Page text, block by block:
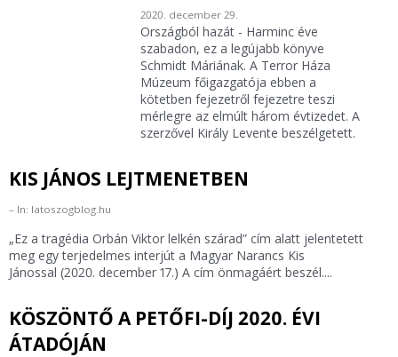
2020. december 29.
Országból hazát - Harminc éve
szabadon, ez a legújabb könyve
Schmidt Máriának. A Terror Háza
Múzeum főigazgatója ebben a
kötetben fejezetről fejezetre teszi
mérlegre az elmúlt három évtizedet. A
szerzővel Király Levente beszélgetett.
KIS JÁNOS LEJTMENETBEN
In: latoszogblog.hu
„Ez a tragédia Orbán Viktor lelkén szárad” cím alatt jelentetett
meg egy terjedelmes interjút a Magyar Narancs Kis
Jánossal (2020. december 17.) A cím önmagáért beszél....
KÖSZÖNTŐ A PETŐFI-DÍJ 2020. ÉVI
ÁTADÓJÁN